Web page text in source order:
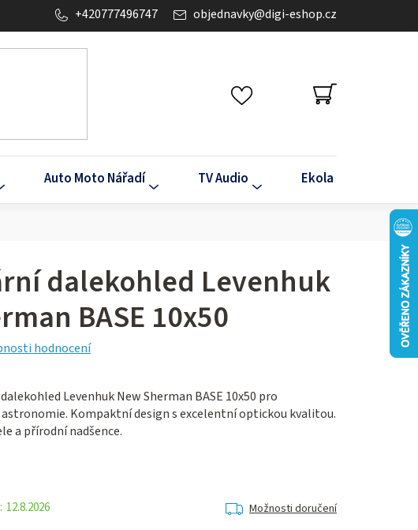
objednavky@digi-eshop.cz
+420777496747
NÁKUPNÍ
KOŠÍK
Auto Moto Nářadí TV Audio Ekola
dalekohled Levenhuk
BASE 10x50
hodnocení
Levenhuk New Sherman BASE 10x50 pro
Kompaktní design s excelentní optickou kvalitou.
a přírodní nadšence.
12.8.2026 Možnosti doručení